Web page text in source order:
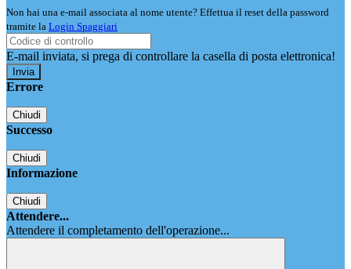
Non hai una e-mail associata al nome utente? Effettua il reset della password
tramite la Login Spaggiari
E-mail inviata, si prega di controllare la casella di posta elettronica!
Errore
Chiudi
Successo
Chiudi
Informazione
Chiudi
Attendere...
Attendere il completamento dell'operazione...